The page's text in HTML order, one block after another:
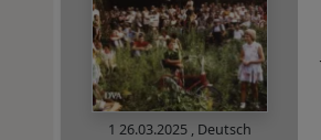
1 26.03.2025 , Deutsch